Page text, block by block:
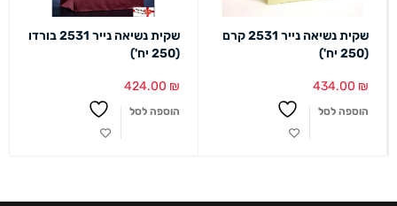
שקית נשיאה נייר 2531 קרם
(250 יח')
434.00 ₪
הוספה לסל
שקית נשיאה נייר 2531 בורדו
(250 יח')
424.00 ₪
הוספה לסל